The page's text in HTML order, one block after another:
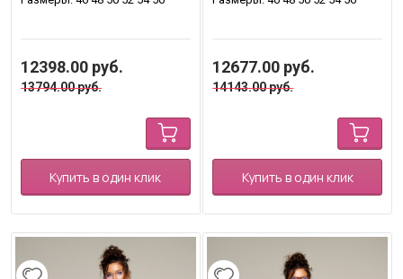
12398.00 руб.
13794.00руб.
Купить в один клик
12677.00 руб.
14143.00руб.
Купить в один клик